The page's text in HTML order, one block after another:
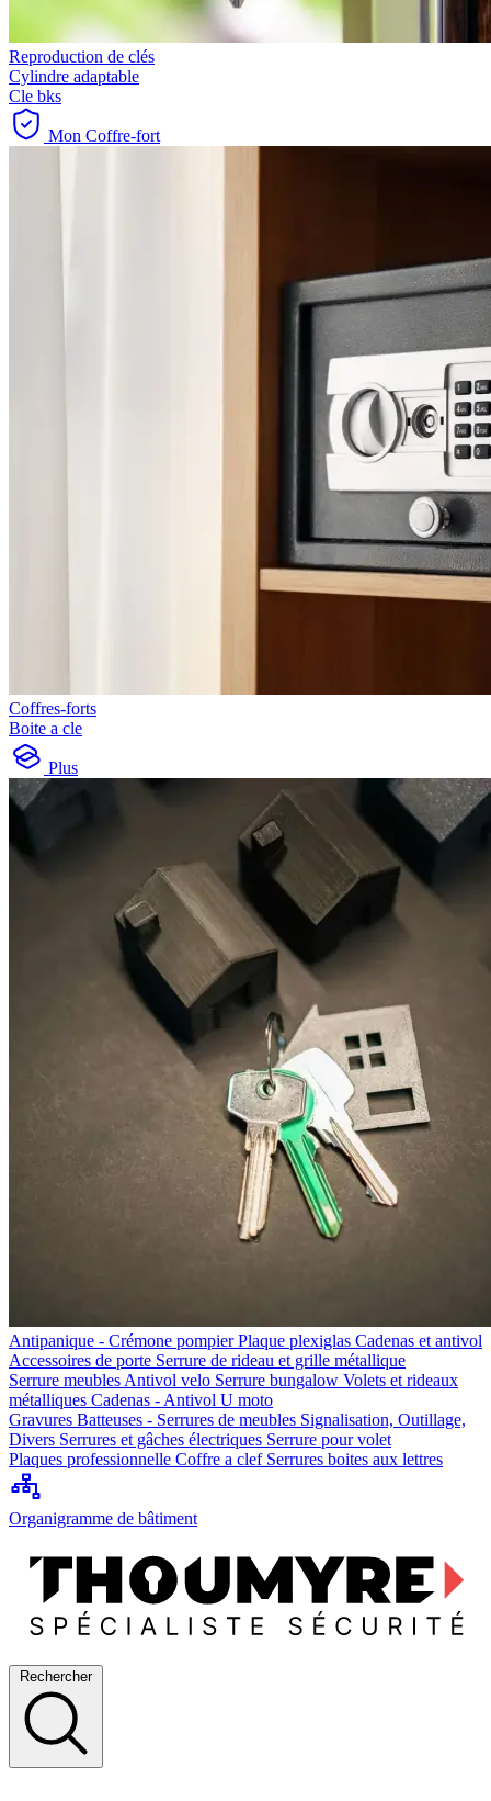
Reproduction de clés
Cylindre adaptable
Cle bks
Mon Coffre-fort
Coffres-forts
Boite a cle
Plus
Antipanique - Crémone pompierPlaque plexiglas Cadenas et antivol
Accessoires de porte Serrure de rideau et grille métallique
Serrure meubles Antivol velo Serrure bungalow Volets et rideaux
métalliques Cadenas - Antivol U moto
Gravures Batteuses - Serrures de meubles Signalisation, Outillage,
Divers Serrures et gâches électriques Serrure pour volet
Plaques professionnelle Coffre a clef Serrures boites aux lettres
Organigramme de bâtiment
Rechercher